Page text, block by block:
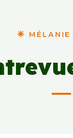
🌟 MÉLANIE